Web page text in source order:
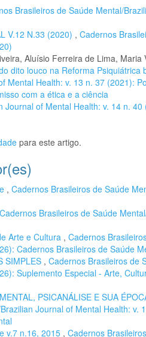
Brasileiros de Saúde Mental/
V.12 N.33 (2020) , Cadernos
Aluísio Ferreira de Lima, Maria
dito louco na Reforma Psiquiátrica
Mental Health: v. 13 n. 37 (2021):
com a ética e a ciência
of Mental Health: v. 14 n. 40
para este artigo.
, Cadernos Brasileiros de Saúde
Cadernos Brasileiros de Saúde
Arte e Cultura , Cadernos
Cadernos Brasileiros de Saúde
SIMPLES , Cadernos Brasileiros de
Suplemento Especial - Arte,
PSICANÁLISE E SUA
Journal of Mental Health: v.
v.7 n.16, 2015 , Cadernos